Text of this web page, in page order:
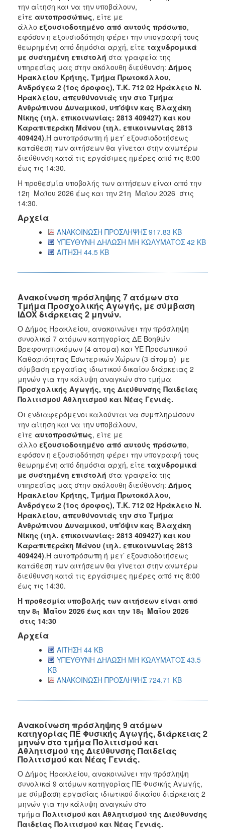
την αίτηση και να την υποβάλουν,
είτε αυτοπροσώπως, είτε με
άλλο εξουσιοδοτημένο από αυτούς πρόσωπο,
εφόσον η εξουσιοδότηση φέρει την υπογραφή τους
θεωρημένη από δημόσια αρχή, είτε ταχυδρομικά
με συστημένη επιστολή στα γραφεία της
υπηρεσίας μας στην ακόλουθη διεύθυνση: Δήμος
Ηρακλείου Κρήτης, Τμήμα Πρωτοκόλλου,
Ανδρόγεω 2 (1ος όροφος), Τ.Κ. 712 02 Ηράκλειο Ν.
Ηρακλείου, απευθύνοντάς την στο Τμήμα
Ανθρώπινου Δυναμικού, υπ'όψιν κας Βλαχάκη
Νίκης (τηλ. επικοινωνίας: 2813 409427) και κου
Καραπιπεράκη Μάνου (τηλ. επικοινωνίας 2813
409424).Η αυτοπρόσωπη ή μετ’ εξουσιοδοτήσεως
κατάθεση των αιτήσεων θα γίνεται στην ανωτέρω
διεύθυνση κατά τις εργάσιμες ημέρες από τις 8:00
έως τις 14:30.
Η προθεσμία υποβολής των αιτήσεων είναι από την
12η Μαϊου 2026 έως και την 21η Μαϊου 2026 στις
14:30.
Αρχεία
ΑΝΑΚΟΙΝΩΣΗ ΠΡΟΣΛΗΨΗΣ 917.83 KB
ΥΠΕΥΘΥΝΗ ΔΗΛΩΣΗ ΜΗ ΚΩΛΥΜΑΤΟΣ 42 KB
ΑΙΤΗΣΗ 44.5 KB
Ανακοίνωση πρόσληψης 7 ατόμων στο
Τμήμα Προσχολικής Αγωγής, με σύμβαση
ΙΔΟΧ διάρκειας 2 μηνών.
Ο Δήμος Ηρακλείου, ανακοινώνει την πρόσληψη
συνολικά 7 ατόμων κατηγορίας ΔΕ Βοηθών
Βρεφονηπιοκόμων (4 ατομα) και ΥΕ Προσωπικού
Καθαριότητας Εσωτερικών Χώρων (3 άτομα) με
σύμβαση εργασίας ιδιωτικού δικαίου διάρκειας 2
μηνών για την κάλυψη αναγκών στο τμήμα
Προσχολικής Αγωγής, της Διεύθυνσης Παιδείας
Πολιτισμού Αθλητισμού και Νέας Γενιάς.
Οι ενδιαφερόμενοι καλούνται να συμπληρώσουν
την αίτηση και να την υποβάλουν,
είτε αυτοπροσώπως, είτε με
άλλο εξουσιοδοτημένο από αυτούς πρόσωπο,
εφόσον η εξουσιοδότηση φέρει την υπογραφή τους
θεωρημένη από δημόσια αρχή, είτε ταχυδρομικά
με συστημένη επιστολή στα γραφεία της
υπηρεσίας μας στην ακόλουθη διεύθυνση: Δήμος
Ηρακλείου Κρήτης, Τμήμα Πρωτοκόλλου,
Ανδρόγεω 2 (1ος όροφος), Τ.Κ. 712 02 Ηράκλειο Ν.
Ηρακλείου, απευθύνοντάς την στο Τμήμα
Ανθρώπινου Δυναμικού, υπ'όψιν κας Βλαχάκη
Νίκης (τηλ. επικοινωνίας: 2813 409427) και κου
Καραπιπεράκη Μάνου (τηλ. επικοινωνίας 2813
409424).Η αυτοπρόσωπη ή μετ’ εξουσιοδοτήσεως
κατάθεση των αιτήσεων θα γίνεται στην ανωτέρω
διεύθυνση κατά τις εργάσιμες ημέρες από τις 8:00
έως τις 14:30.
Η προθεσμία υποβολής των αιτήσεων είναι από
την 8η Μαϊου 2026 έως και την 18η Μαϊου 2026
στις 14:30
Αρχεία
ΑΙΤΗΣΗ 44 KB
ΥΠΕΥΘΥΝΗ ΔΗΛΩΣΗ ΜΗ ΚΩΛΥΜΑΤΟΣ 43.5
KB
ΑΝΑΚΟΙΝΩΣΗ ΠΡΟΣΛΗΨΗΣ 724.71 KB
Ανακοίνωση πρόσληψης 9 ατόμων
κατηγορίας ΠΕ Φυσικής Αγωγής, διάρκειας 2
μηνών στο τμήμα Πολιτισμού και
Αθλητισμού της Διεύθυνσης Παιδείας
Πολιτισμού και Νέας Γενιάς.
Ο Δήμος Ηρακλείου, ανακοινώνει την πρόσληψη
συνολικά 9 ατόμων κατηγορίας ΠΕ Φυσικής Αγωγής,
με σύμβαση εργασίας ιδιωτικού δικαίου διάρκειας 2
μηνών για την κάλυψη αναγκών στο
τμήμα Πολιτισμού και Αθλητισμού της Διεύθυνσης
Παιδείας Πολιτισμού και Νέας Γενιάς.